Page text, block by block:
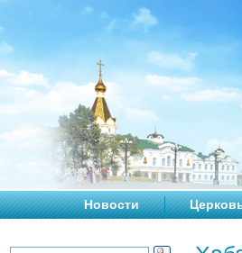
Новости